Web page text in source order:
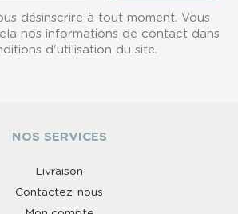
désinscrire à tout moment. Vous
nos informations de contact dans
d'utilisation du site.
NOS SERVICES
Livraison
Contactez-nous